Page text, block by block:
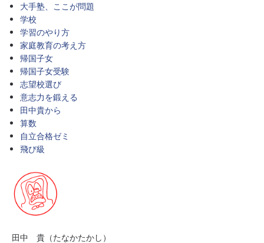
大手塾、ここが問題
学校
学習のやり方
家庭教育の考え方
帰国子女
帰国子女受験
志望校選び
意志力を鍛える
田中貴から
算数
自立合格ゼミ
飛び級
田中 貴（たなかたかし）